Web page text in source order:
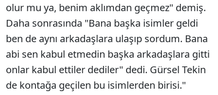
olur mu ya, benim aklımdan geçmez" demiş.
Daha sonrasında "Bana başka isimler geldi
ben de aynı arkadaşlara ulaşıp sordum. Bana
abi sen kabul etmedin başka arkadaşlara gitti
onlar kabul ettiler dediler" dedi. Gürsel Tekin
de kontağa geçilen bu isimlerden birisi."